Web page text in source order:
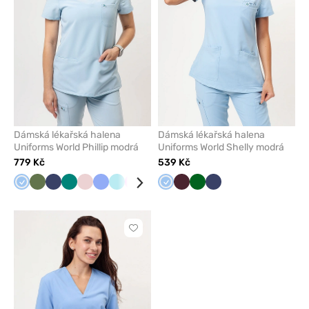
Dámská lékařská halena
Uniforms World Phillip modrá
779 Kč
ModráOlivkováNámořnická
ZelenáPastelově
KlasickyAquaRůžováMalinová
Dámská lékařská halena
Uniforms World Shelly modrá
539 Kč
ModráBurgundová
TmavěNámořnická
Kliknutím